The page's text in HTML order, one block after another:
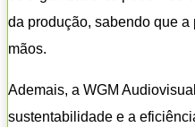
da produção, sabendo que
mãos.
Ademais, a WGM
sustentabilidade e a